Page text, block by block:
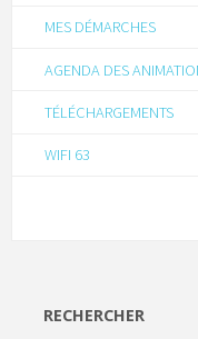
MES DÉMARCHES
AGENDA DES
TÉLÉCHARGEMENTS
WIFI 63
RECHERCHER